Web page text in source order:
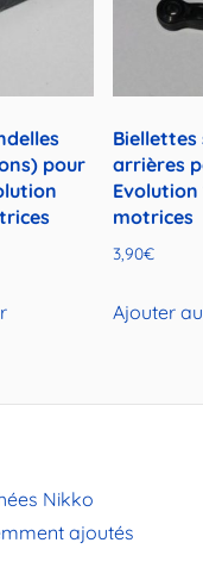
pour
Biellettes
arrières
Evolution
motrices
3,90€
Ajouter
Nikko
ajoutés